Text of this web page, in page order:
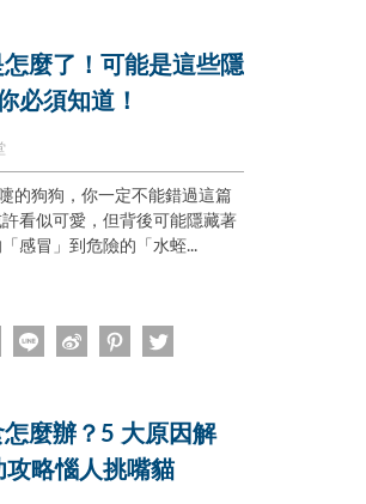
麼了！可能是這些隱
必須知道！
的狗狗，你一定不能錯過這篇
從常見的「感冒」到危險的「水蛭...
麼辦？5 大原因解
略惱人挑嘴貓